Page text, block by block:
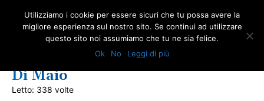
NEWS AMIANTO
Fiducia dell’ONA nell’ On.le Luigi
Di Maio
Letto: 338 volte
Utilizziamo i cookie per essere sicuri che tu possa avere la
migliore esperienza sul nostro sito. Se continui ad utilizzare
questo sito noi assumiamo che tu ne sia felice.
Ok
No Leggi di più